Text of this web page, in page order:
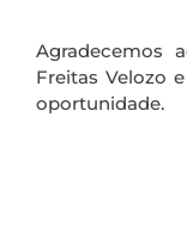
Agradecemos
Freitas Velozo
oportunidade.